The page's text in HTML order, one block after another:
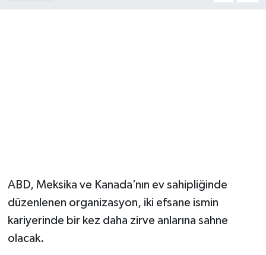
ABD, Meksika ve Kanada’nın ev sahipliğinde
düzenlenen organizasyon, iki efsane ismin
kariyerinde bir kez daha zirve anlarına sahne
olacak.
Sokak Hayvanlarını Sahiplendirme